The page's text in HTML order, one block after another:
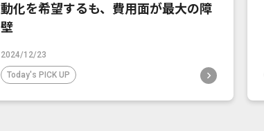
動化を希望するも、費用面が最大の障
壁
2024/12/23
Today's PICK UP